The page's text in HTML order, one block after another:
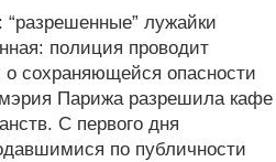
лужайки
полиция проводит
сохраняющейся опасности
Парижа разрешила кафе
С первого дня
по публичности